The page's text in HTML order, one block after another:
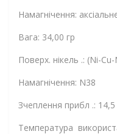
Намагнічення:
Вага: 34,00 гр
Поверх. нікель .: (Ni-Cu-
Намагнічення: N38
Зчеплення прибл .: 14,5
Температура